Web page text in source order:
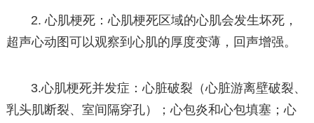
2. 心肌梗死：心肌梗死区域的心肌会发生坏死，
超声心动图可以观察到心肌的厚度变薄，回声增强。
3.心肌梗死并发症：心脏破裂（心脏游离壁破裂、
乳头肌断裂、室间隔穿孔）；心包炎和心包填塞；心